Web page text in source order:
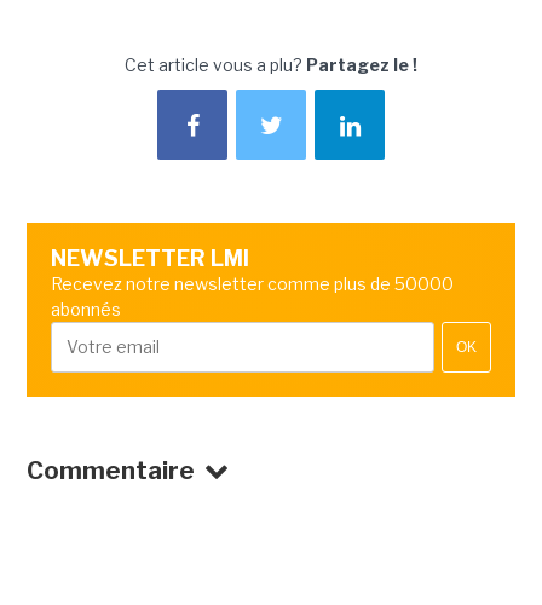
Cet article vous a plu? Partagez le !
NEWSLETTER LMI
Recevez notre newsletter comme plus de 50000
abonnés
OK
Commentaire